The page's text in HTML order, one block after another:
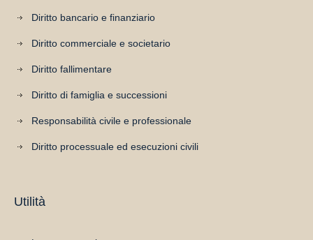
Diritto bancario e finanziario
Diritto commerciale e societario
Diritto fallimentare
Diritto di famiglia e successioni
Responsabilità civile e professionale
Diritto processuale ed esecuzioni civili
Utilità